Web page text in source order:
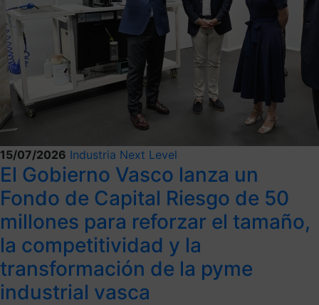
15/07/2026 Industria Next Level
El Gobierno Vasco lanza un
Fondo de Capital Riesgo de 50
millones para reforzar el tamaño,
la competitividad y la
transformación de la pyme
industrial vasca